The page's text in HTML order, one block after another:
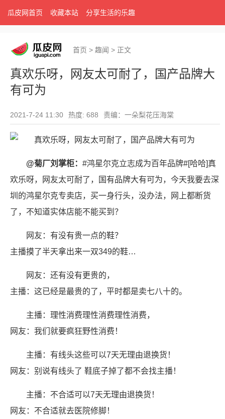
瓜皮网首页 收藏本站 分享生活的乐趣
首页 > 趣闻 > 正文
真欢乐呀，网友太可耐了，国产品牌大
有可为
2021-7-24 11:30 热度: 688 责编：一朵梨花压海棠
@菊厂刘掌柜： #鸿星尔克立志成为百年品牌#[哈哈]真
欢乐呀，网友太可耐了，国有品牌大有可为，今天我要去深
圳的鸿星尔克专卖店，买一身行头，没办法，网上都断货
了，不知道实体店能不能买到？
网友：有没有贵一点的鞋？
主播摸了半天拿出来一双349的鞋…
网友：还有没有更贵的，
主播：这已经是最贵的了，平时都是卖七八十的。
主播：理性消费理性消费理性消费，
网友：我们就要疯狂野性消费！
主播：有线头这些可以7天无理由退换货！
网友：别说有线头了 鞋底子掉了都不会找主播！
主播：不合适可以7天无理由退换货！
网友：不合适就去医院修脚！